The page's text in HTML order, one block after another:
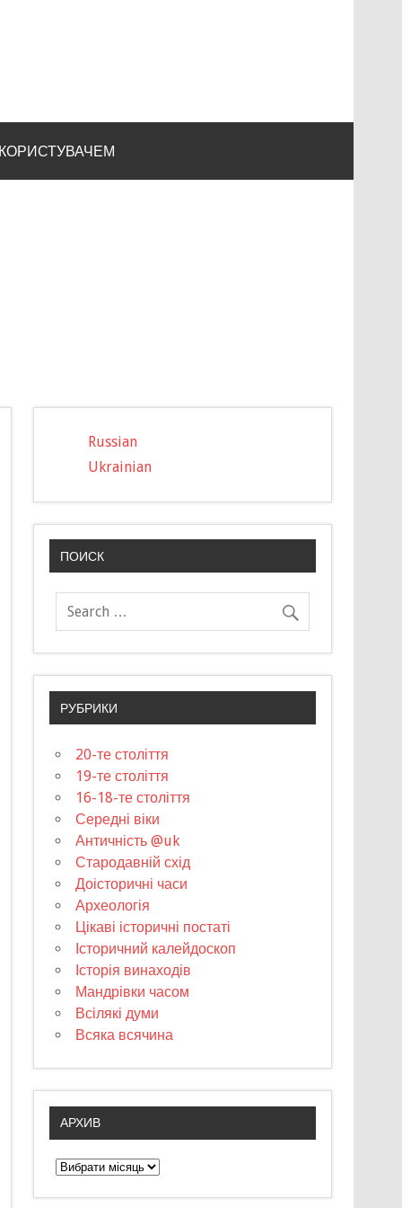
Russian
Ukrainian
ПОИСК
РУБРИКИ
20-те століття
19-те століття
16-18-те століття
Середні віки
Античність @uk
Стародавній схід
Доісторичні часи
Археологія
Цікаві історичні постаті
Історичний калейдоскоп
Історія винаходів
Мандрівки часом
Всілякі думи
Всяка всячина
АРХИВ
А
р
х